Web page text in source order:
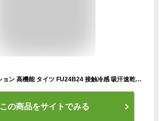
FIVES コンプレッション 高機能 タイツ FU24B24 接触冷感 吸汗速乾 UVカット 消臭 ストレッチ 涼しい着用感で夏の作業に最適 春夏用 オールシーズン 作業用 アンダーウエア インナー メンズ レディース スポーツ ランニング おしゃれ 涼しい スパッツ ズボン ボトムス
この商品をサイトでみる